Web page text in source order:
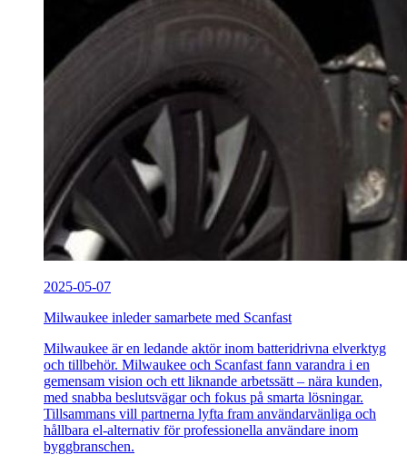
2025-05-07
Milwaukee inleder samarbete med Scanfast
Milwaukee är en ledande aktör inom batteridrivna elverktyg
och tillbehör. Milwaukee och Scanfast fann varandra i en
gemensam vision och ett liknande arbetssätt – nära kunden,
med snabba beslutsvägar och fokus på smarta lösningar.
Tillsammans vill partnerna lyfta fram användarvänliga och
hållbara el-alternativ för professionella användare inom
byggbranschen.